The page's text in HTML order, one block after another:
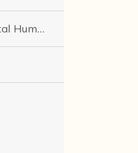
Il progetto Digital Humanities